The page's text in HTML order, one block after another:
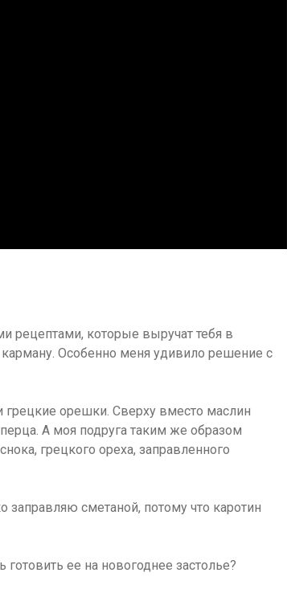
рецептами, которые выручат тебя в
Особенно меня удивило решение с
грецкие орешки. Сверху вместо маслин
А моя подруга таким же образом
грецкого ореха, заправленного
сметаной, потому что каротин
готовить ее на новогоднее застолье?